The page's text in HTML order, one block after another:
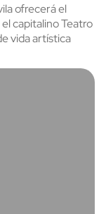
ofrecerá el
capitalino Teatro
vida artística